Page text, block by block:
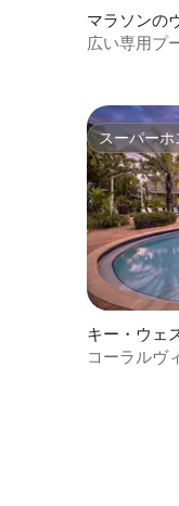
マラソンの
広い専用プ
スーパーホ
スーパーホ
キー・ウェ
コーラルヴ